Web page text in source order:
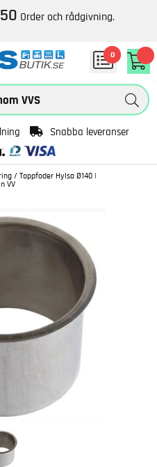
Order och rådgivning.
0
Snabba leveranser
/ Toppfoder Hylsa Ø140 |
VV